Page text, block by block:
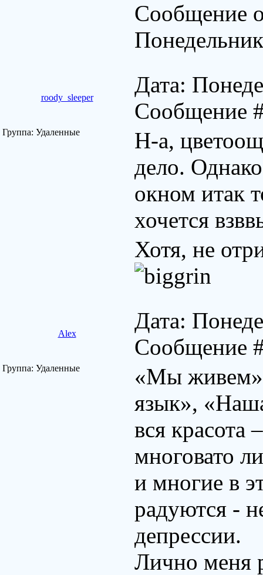
Сообщение
roody_sleeper
Дата:
Сообщение
Группа: Удаленные
Н-а,
дело.
окном итак
хочется
Хотя, не
Alex
Дата:
Сообщение
Группа: Удаленные
«Мы
язык»,
вся
многовато
и многие в
радуются -
депрессии.
Лично меня